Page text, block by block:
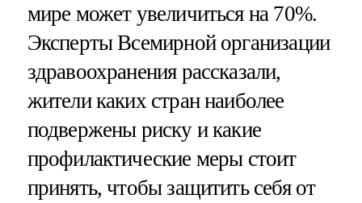
мире может увеличиться на 70%.
Эксперты Всемирной организации
здравоохранения рассказали,
жители каких стран наиболее
подвержены риску и какие
профилактические меры стоит
принять, чтобы защитить себя от